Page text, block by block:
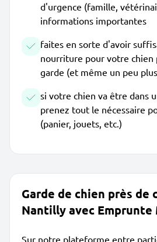
d'urgence (famille,
informations importantes
faites en sorte d'avoir
nourriture pour votre chien
garde (et même un peu
si votre chien va être dans
prenez tout le nécessaire
(panier, jouets, etc.)
Garde de chien près de
Nantilly avec Emprunte
Sur notre plateforme entre